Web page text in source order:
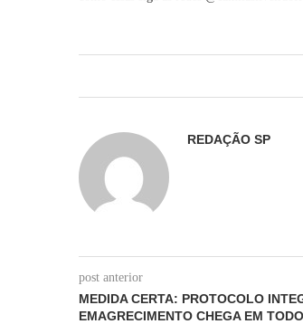
REDAÇÃO SP
post anterior
MEDIDA CERTA: PROTOCOLO
EMAGRECIMENTO CHEGA EM